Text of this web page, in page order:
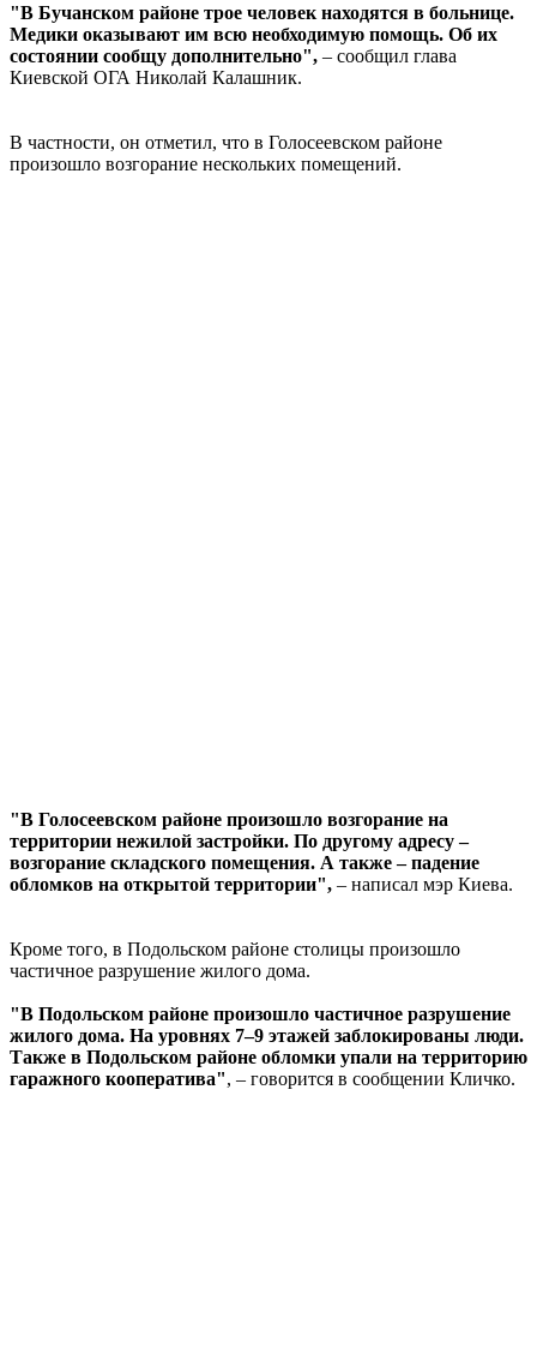
"В Бучанском районе трое человек находятся в больнице.
Медики оказывают им всю необходимую помощь. Об их
состоянии сообщу дополнительно", – сообщил глава
Киевской ОГА Николай Калашник.
В частности, он отметил, что в Голосеевском районе
произошло возгорание нескольких помещений.
"В Голосеевском районе произошло возгорание на
территории нежилой застройки. По другому адресу –
возгорание складского помещения. А также – падение
обломков на открытой территории", – написал мэр Киева.
Кроме того, в Подольском районе столицы произошло
частичное разрушение жилого дома.
"В Подольском районе произошло частичное разрушение
жилого дома. На уровнях 7–9 этажей заблокированы люди.
Также в Подольском районе обломки упали на территорию
гаражного кооператива", – говорится в сообщении Кличко.